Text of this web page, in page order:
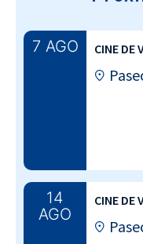
7 AGO CINE
14
AGO
CINE DE